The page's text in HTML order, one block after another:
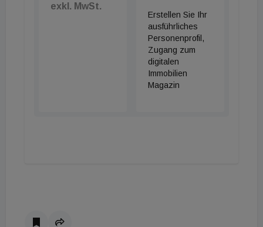
exkl. MwSt.
Erstellen Sie Ihr
ausführliches
Personenprofil,
Zugang zum
digitalen
Immobilien
Magazin